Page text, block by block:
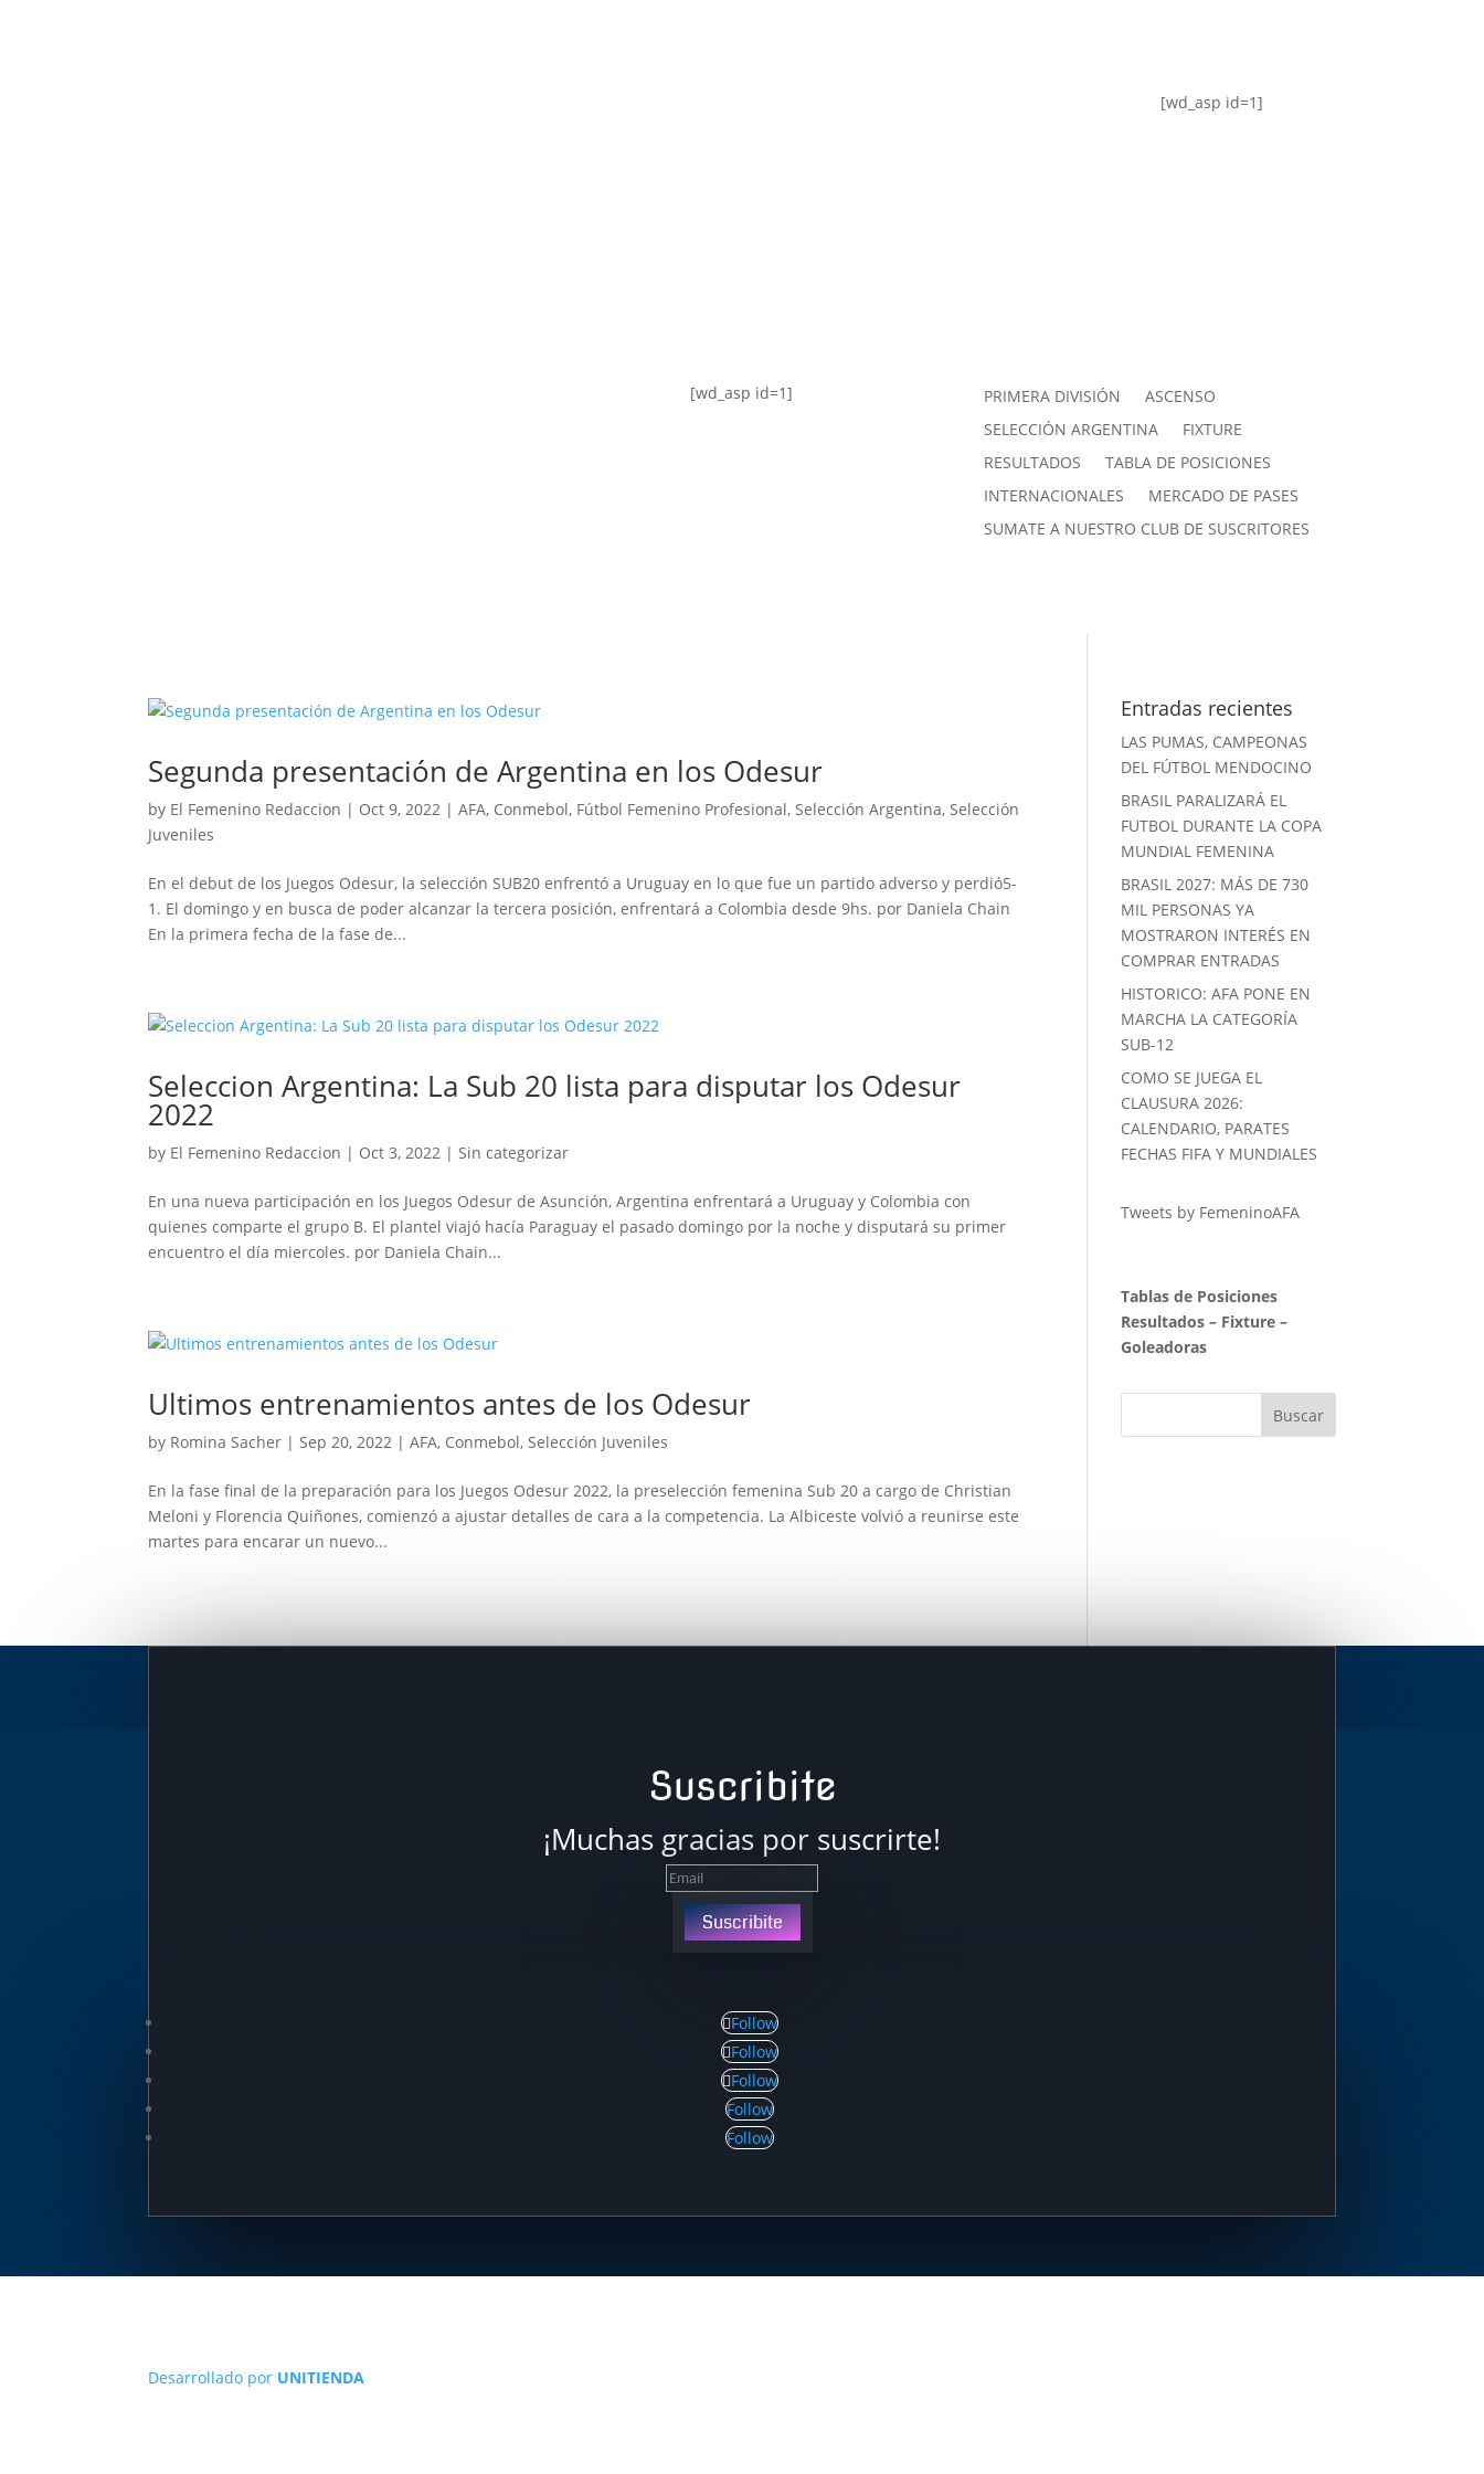
[wd_asp id=1]
[wd_asp id=1] PRIMERA DIVISIÓN
ASCENSO
SELECCIÓN ARGENTINA
FIXTURE
RESULTADOS
TABLA DE POSICIONES
INTERNACIONALES
MERCADO DE PASES
SUMATE A NUESTRO CLUB DE SUSCRITORES
Segunda presentación de Argentina en los Odesur
by El Femenino Redaccion | Oct 9, 2022 |AFA, Conmebol, Fútbol Femenino Profesional,Selección Argentina,Selección
Juveniles
En el debut de los Juegos Odesur, la selección SUB20 enfrentó a Uruguay en lo que fue un partido adverso y perdió5-
1. El domingo y en busca de poder alcanzar la tercera posición, enfrentará a Colombia desde 9hs. por Daniela Chain
En la primera fecha de la fase de...
Seleccion Argentina: La Sub 20 lista para disputar los Odesur
2022
by El Femenino Redaccion | Oct 3, 2022 |Sin categorizar
En una nueva participación en los Juegos Odesur de Asunción, Argentina enfrentará a Uruguay y Colombia con
quienes comparte el grupo B. El plantel viajó hacía Paraguay el pasado domingo por la noche y disputará su primer
encuentro el día miercoles. por Daniela Chain...
Ultimos entrenamientos antes de los Odesur
by Romina Sacher |Sep 20, 2022 |AFA, Conmebol,Selección Juveniles
En la fase final de la preparación para los Juegos Odesur 2022, la preselección femenina Sub 20 a cargo de Christian
Meloni y Florencia Quiñones, comienzó a ajustar detalles de cara a la competencia. La Albiceste volvió a reunirse este
martes para encarar un nuevo...
Entradas recientes
LAS PUMAS, CAMPEONAS
DEL FÚTBOL MENDOCINO
BRASIL PARALIZARÁ EL
FUTBOL DURANTE LA COPA
MUNDIAL FEMENINA
BRASIL 2027: MÁS DE 730
MIL PERSONAS YA
MOSTRARON INTERÉS EN
COMPRAR ENTRADAS
HISTORICO: AFA PONE EN
MARCHA LA CATEGORÍA
SUB-12
COMO SE JUEGA EL
CLAUSURA 2026:
CALENDARIO, PARATES
FECHAS FIFA Y MUNDIALES
Tweets by FemeninoAFA
Tablas de Posiciones
Resultados – Fixture –
Goleadoras
Suscribite
¡Muchas gracias por suscrirte!
Suscribite
Follow
Follow
Follow
Follow
Follow
Desarrollado por UNITIENDA